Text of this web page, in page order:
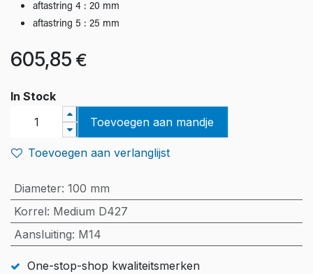
aftastring 4 : 20 mm
aftastring 5 : 25 mm
605,85 €
In Stock
Toevoegen aan mandje
Toevoegen aan verlanglijst
Diameter: 100 mm
Korrel: Medium D427
Aansluiting: M14
One-stop-shop kwaliteitsmerken